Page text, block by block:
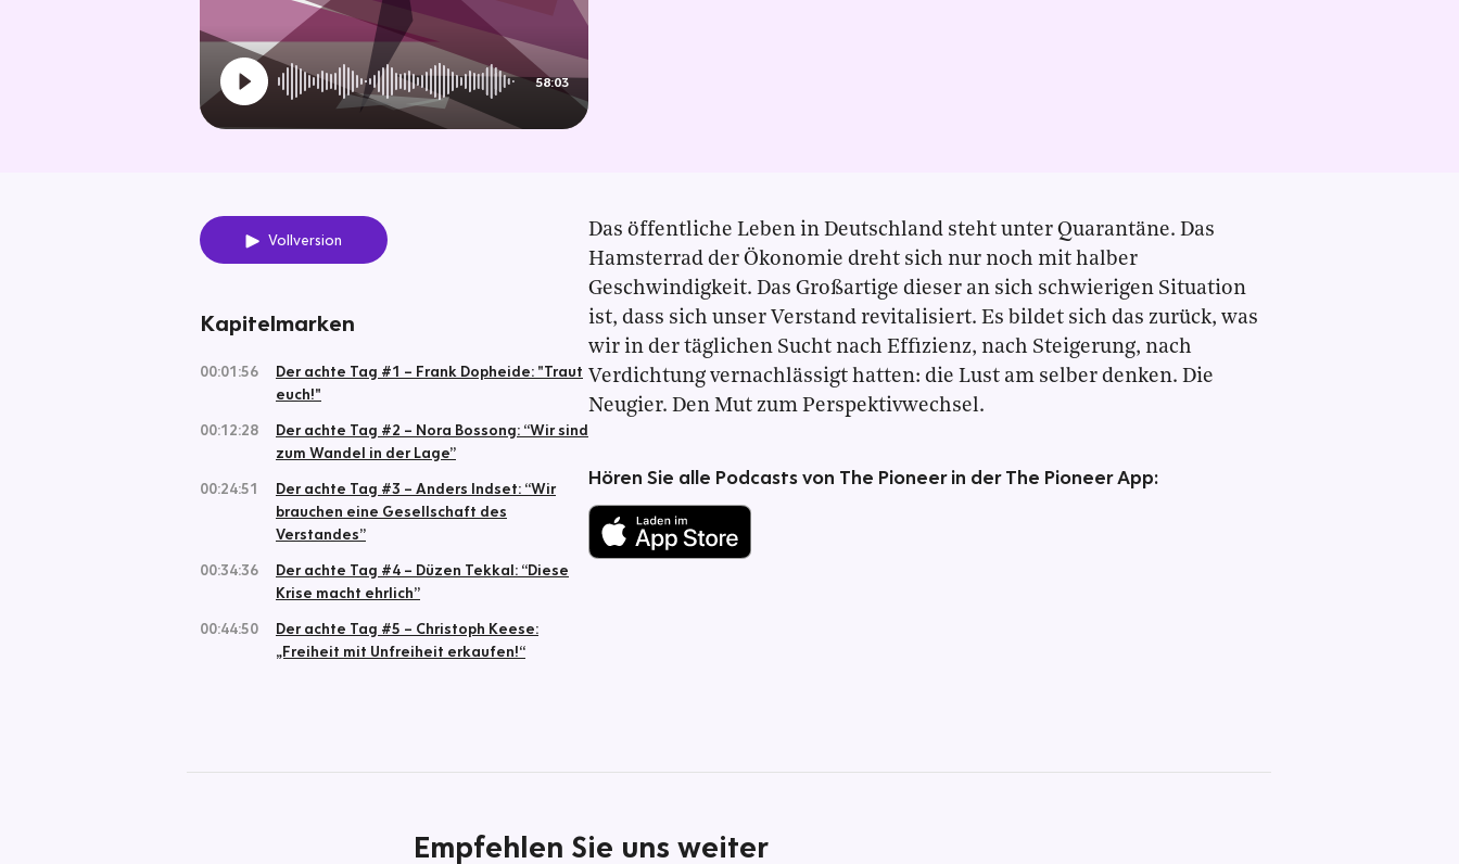
58:03
Vollversion
Kapitelmarken
00:01:56
Der achte Tag #1 – Frank Dopheide: "Traut
euch!"
00:12:28
Der achte Tag #2 – Nora Bossong: “Wir sind
zum Wandel in der Lage”
00:24:51
Der achte Tag #3 – Anders Indset: “Wir
brauchen eine Gesellschaft des
Verstandes”
00:34:36
Der achte Tag #4 – Düzen Tekkal: “Diese
Krise macht ehrlich”
00:44:50
Der achte Tag #5 – Christoph Keese:
„Freiheit mit Unfreiheit erkaufen!“
Das öffentliche Leben in Deutschland steht unter Quarantäne. Das
Hamsterrad der Ökonomie dreht sich nur noch mit halber
Geschwindigkeit. Das Großartige dieser an sich schwierigen Situation
ist, dass sich unser Verstand revitalisiert. Es bildet sich das zurück, was
wir in der täglichen Sucht nach Effizienz, nach Steigerung, nach
Verdichtung vernachlässigt hatten: die Lust am selber denken. Die
Neugier. Den Mut zum Perspektivwechsel.
Hören Sie alle Podcasts von The Pioneer in der The Pioneer App:
Empfehlen Sie uns weiter